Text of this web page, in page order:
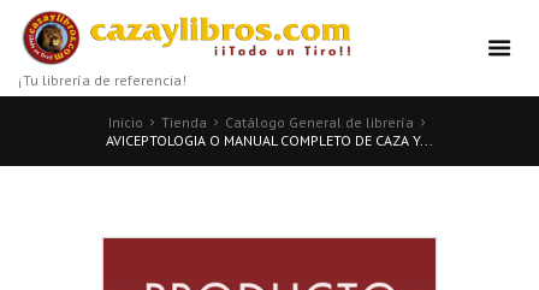
¡Tu librería de referencia!
Inicio Tienda
Catálogo General de librería
AVICEPTOLOGIA O MANUAL COMPLETO DE CAZA Y...